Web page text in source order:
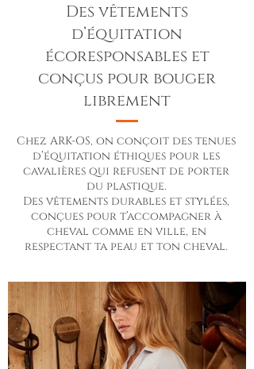
Des vêtements
d’équitation
écoresponsables et
conçus pour bouger
librement
Chez ARK-OS, on conçoit des tenues
d’équitation éthiques pour les
cavalières qui refusent de porter
du plastique.
Des vêtements durables et stylées,
conçues pour t’accompagner à
cheval comme en ville, en
respectant ta peau et ton cheval.